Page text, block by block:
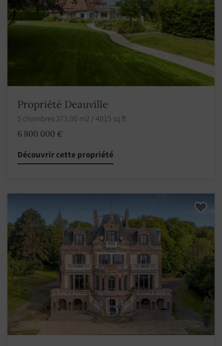
Propriété Deauville
5 chambres 373.00 m2 / 4015 sq ft
6 800 000 €
Découvrir cette propriété